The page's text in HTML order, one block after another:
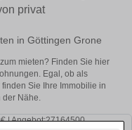
privat
in Göttingen Grone
mieten? Finden Sie hier
Egal, ob als
Sie Ihre Immobilie in
der Nähe.